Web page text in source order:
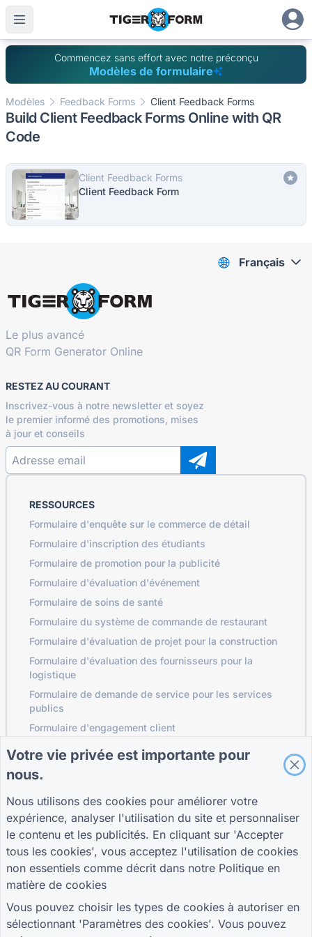
Commencez sans effort avec notre préconçu
Modèles de formulaire
Modèles Feedback Forms Client Feedback Forms
Build Client Feedback Forms Online with QR
Code
Client Feedback Forms
Client Feedback Form
Le plus avancé
QR Form Generator Online
RESTEZ AU COURANT
Inscrivez-vous à notre newsletter et soyez
le premier informé des promotions, mises
à jour et conseils
RESSOURCES
Formulaire d'enquête sur le commerce de détail
Formulaire d'inscription des étudiants
Formulaire de promotion pour la publicité
Formulaire d'évaluation d'événement
Formulaire de soins de santé
Formulaire du système de commande de restaurant
Formulaire d'évaluation de projet pour la construction
Formulaire d'évaluation des fournisseurs pour la
logistique
Formulaire de demande de service pour les services
publics
Formulaire d'engagement client
REJOIGNEZ LA COMMUNAUTÉ
Centre d'aide
Blogue
TIGER FORMGuide
À propos de nous
Contactez-nous
Termes
politique de
confidentialité
Paramètres des
cookies
Français
Votre vie privée est importante pour
nous.
Nous utilisons des cookies pour améliorer votre
expérience, analyser l'utilisation du site et personnaliser
le contenu et les publicités. En cliquant sur 'Accepter
tous les cookies', vous acceptez l'utilisation de cookies
non essentiels comme décrit dans notre Politique en
matière de cookies
Vous pouvez choisir les types de cookies à autoriser en
sélectionnant 'Paramètres des cookies'. Vous pouvez